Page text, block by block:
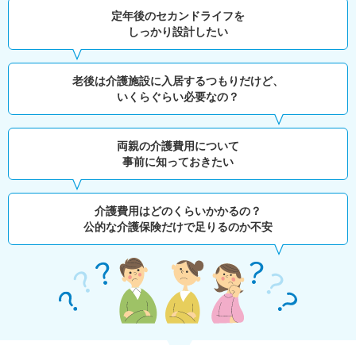
定年後のセカンドライフを
しっかり設計したい
老後は介護施設に入居するつもりだけど、
いくらぐらい必要なの？
両親の介護費用について
事前に知っておきたい
介護費用はどのくらいかかるの？
公的な介護保険だけで足りるのか不安